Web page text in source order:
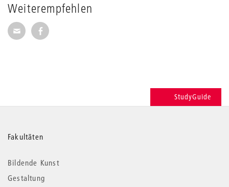
Weiterempfehlen
Seite per E-Mail weiterempfehlen
Seite auf Facebook weiterempfehlen
StudyGuide
Weitere
Informationen
Fakultäten
Bildende Kunst
Gestaltung